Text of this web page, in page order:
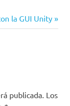
la GUI Unity
publicada. Los